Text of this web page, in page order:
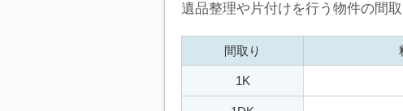
遺品整理や片付けを行う物件の間
間取り
1K